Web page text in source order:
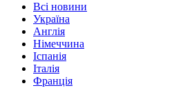
Всі новини
Україна
Англія
Німеччина
Іспанія
Італія
Франція